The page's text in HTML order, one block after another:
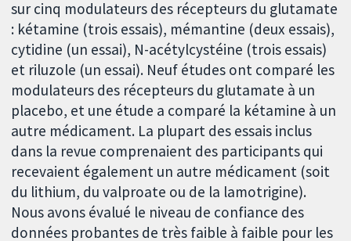
sur cinq modulateurs des récepteurs du glutamate
: kétamine (trois essais), mémantine (deux essais),
cytidine (un essai), N-acétylcystéine (trois essais)
et riluzole (un essai). Neuf études ont comparé les
modulateurs des récepteurs du glutamate à un
placebo, et une étude a comparé la kétamine à un
autre médicament. La plupart des essais inclus
dans la revue comprenaient des participants qui
recevaient également un autre médicament (soit
du lithium, du valproate ou de la lamotrigine).
Nous avons évalué le niveau de confiance des
données probantes de très faible à faible pour les